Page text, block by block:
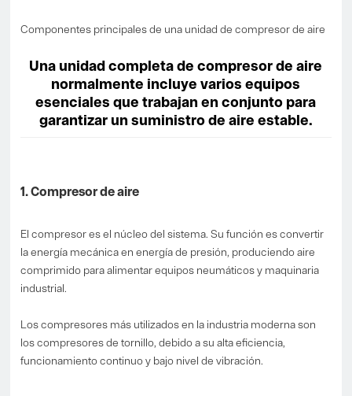
Componentes principales de una unidad de compresor de aire
Una unidad completa de compresor de aire
normalmente incluye varios equipos
esenciales que trabajan en conjunto para
garantizar un suministro de aire estable.
1. Compresor de aire
El compresor es el núcleo del sistema. Su función es convertir
la energía mecánica en energía de presión, produciendo aire
comprimido para alimentar equipos neumáticos y maquinaria
industrial.
Los compresores más utilizados en la industria moderna son
los compresores de tornillo, debido a su alta eficiencia,
funcionamiento continuo y bajo nivel de vibración.